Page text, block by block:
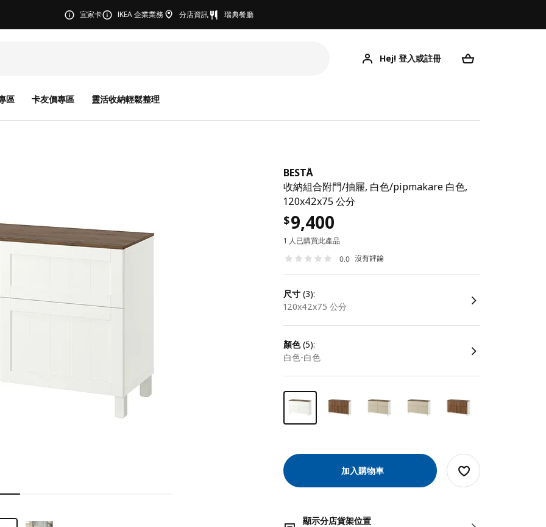
宜家卡 IKEA 企業業務 分店資訊 瑞典餐廳
Hej! 登入或註冊
區 卡友價專區 靈活收納輕鬆整理
BESTÅ
收納組合附門/抽屜, 白色/pipmakare 白色,
120x42x75 公分
$9,400
1 人已購買此產品
0.0 沒有評論
尺寸 (3):
120x42x75 公分
顏色(5):
白色-白色
加入購物車
顯示分店貨架位置